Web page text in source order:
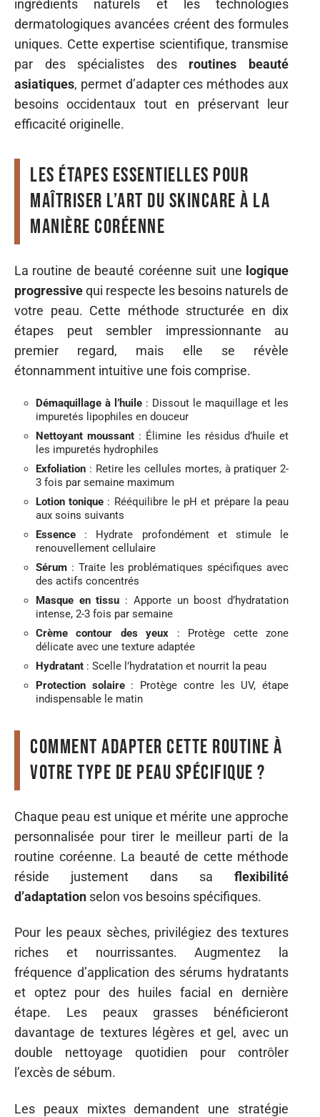
ingrédients naturels et les technologies
dermatologiques avancées créent des formules
uniques. Cette expertise scientifique, transmise
par des spécialistes des routines beauté
asiatiques, permet d’adapter ces méthodes aux
besoins occidentaux tout en préservant leur
efficacité originelle.
Les étapes essentielles pour
maîtriser l’art du skincare à la
manière coréenne
La routine de beauté coréenne suit une logique
progressivequi respecte les besoins naturels de
votre peau. Cette méthode structurée en dix
étapes peut sembler impressionnante au
premier regard, mais elle se révèle
étonnamment intuitive une fois comprise.
Démaquillage à l’huile : Dissout le maquillage et les
impuretés lipophiles en douceur
Nettoyant moussant : Élimine les résidus d’huile et
les impuretés hydrophiles
Exfoliation : Retire les cellules mortes, à pratiquer 2-
3 fois par semaine maximum
Lotion tonique : Rééquilibre le pH et prépare la peau
aux soins suivants
Essence : Hydrate profondément et stimule le
renouvellement cellulaire
Sérum : Traite les problématiques spécifiques avec
des actifs concentrés
Masque en tissu : Apporte un boost d’hydratation
intense, 2-3 fois par semaine
Crème contour des yeux : Protège cette zone
délicate avec une texture adaptée
Hydratant : Scelle l’hydratation et nourrit la peau
Protection solaire: Protège contre les UV, étape
indispensable le matin
Comment adapter cette routine à
votre type de peau spécifique ?
Chaque peau est unique et mérite une approche
personnalisée pour tirer le meilleur parti de la
routine coréenne. La beauté de cette méthode
réside justement dans sa flexibilité
d’adaptation selon vos besoins spécifiques.
Pour les peaux sèches, privilégiez des textures
riches et nourrissantes. Augmentez la
fréquence d’application des sérums hydratants
et optez pour des huiles facial en dernière
étape. Les peaux grasses bénéficieront
davantage de textures légères et gel, avec un
double nettoyage quotidien pour contrôler
l’excès de sébum.
Les peaux mixtes demandent une stratégie